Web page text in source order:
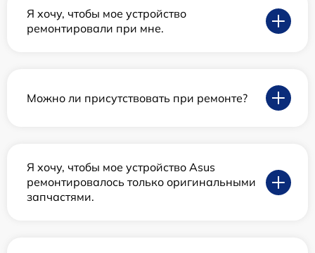
Я хочу, чтобы мое устройство
ремонтировали при мне.
Можно ли присутствовать при ремонте?
Я хочу, чтобы мое устройство Asus
ремонтировалось только оригинальными
запчастями.